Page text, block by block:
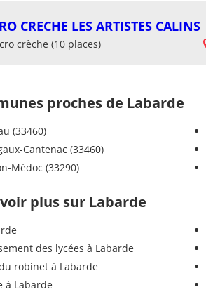
CRECHE LES ARTISTES CALINS
crèche (10 places)
proches de Labarde
(33460)
Cantenac (33460)
Médoc (33290)
plus sur Labarde
des lycées à Labarde
robinet à Labarde
à Labarde